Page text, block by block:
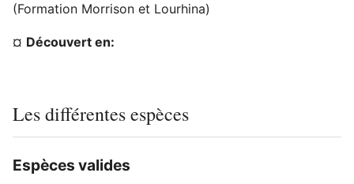
(Formation Morrison et Lourhina)
¤ Découvert en:
Les différentes espèces
Espèces valides